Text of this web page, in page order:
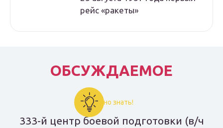
рейс «ракеты»
ОБСУЖДАЕМОЕ
Важно знать!
333-й центр боевой подготовки (в/ч